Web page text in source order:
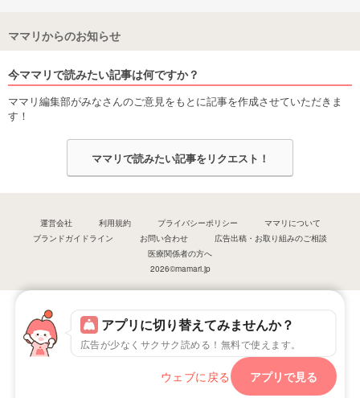
アプリに切り替えてみませんか？
広告が少なくサクサク読める！無料で使えます。
ウェブに戻る アプリで見る
ママリからのお知らせ
今ママリで読みたい記事は何ですか？
ママリ編集部がみなさんのご意見をもとに記事を作成させていただきま
す！
ママリで読みたい記事をリクエスト！
運営会社 利用規約 プライバシーポリシー
ママリについて
ブランドガイドライン
お問い合わせ
広告出稿・お取り組みのご相談
医療関係者の方へ
2026©mamari.jp